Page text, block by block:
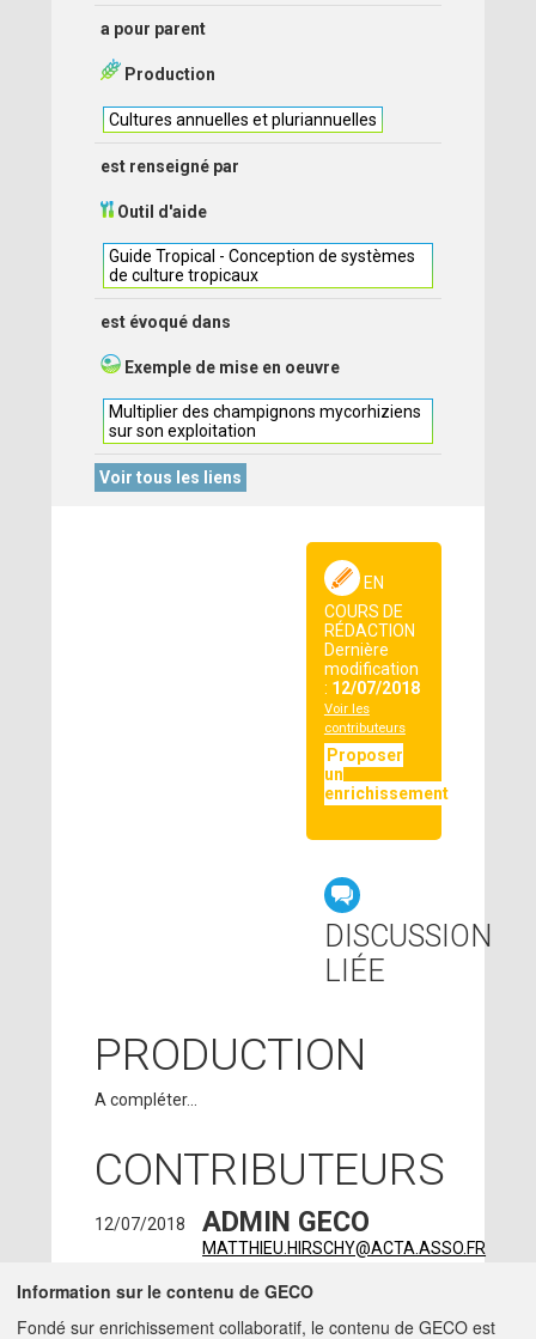
a pour parent
Production
Cultures annuelles et pluriannuelles
est renseigné par
Outil d'aide
Guide Tropical - Conception de systèmes
de culture tropicaux
est évoqué dans
Exemple de mise en oeuvre
Multiplier des champignons mycorhiziens
sur son exploitation
Voir tous les liens
EN
COURS DE
RÉDACTION
Dernière
modification
: 12/07/2018
Voir les
contributeurs
Proposer
un
enrichissement
DISCUSSION
LIÉE
PRODUCTION
A compléter...
CONTRIBUTEURS
12/07/2018 ADMIN GECO
MATTHIEU.HIRSCHY@ACTA.ASSO.FR
25/08/2017 LOLA LEVEAU
IRSTEA - CLERMONT-
Information sur le contenu de GECO
Fondé sur enrichissement collaboratif, le contenu de GECO est